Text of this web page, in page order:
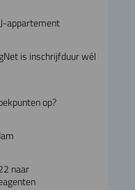
appartement
is inschrijfduur wél
op?
naar